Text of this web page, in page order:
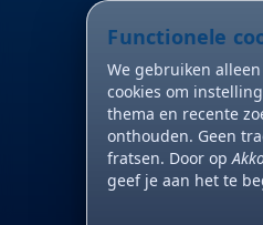
Functionele
We gebruiken
cookies om
thema en recente
onthouden. Geen
fratsen. Door op
geef je aan het te